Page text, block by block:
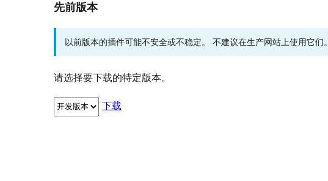
先前版本
以前版本的插件可能不安全或不稳定。 不建议在生产网站上使用它们。
请选择要下载的特定版本。
下载